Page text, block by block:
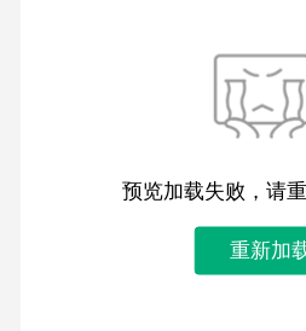
预览加载失败，请
重新加